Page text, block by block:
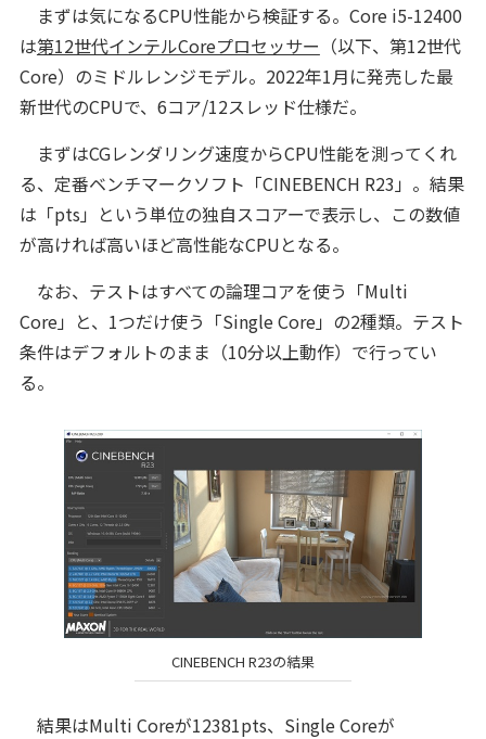
まずは気になるCPU性能から検証する。Core i5-12400
は第12世代インテルCoreプロセッサー （以下、第12世代
Core）のミドルレンジモデル。2022年1月に発売した最
新世代のCPUで、6コア/12スレッド仕様だ。
まずはCGレンダリング速度からCPU性能を測ってくれ
る、定番ベンチマークソフト「CINEBENCH R23」。結果
は「pts」という単位の独自スコアーで表示し、この数値
が高ければ高いほど高性能なCPUとなる。
なお、テストはすべての論理コアを使う「Multi
Core」と、1つだけ使う「Single Core」の2種類。テスト
条件はデフォルトのまま（10分以上動作）で行ってい
る。
CINEBENCH R23の結果
結果はMulti Coreが12381pts、Single Coreが